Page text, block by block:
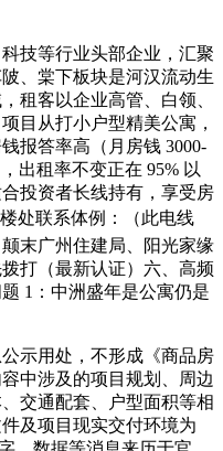
技等行业头部企业，汇聚
、棠下板块是河汉流动生
租客以企业高管、白领、
目从打小户型精美公寓，
报答率高（月房钱 3000-
出租率不变正在 95% 以
投资者长线持有，享受房
处联系体例：（此电线
末广州住建局、阳光家缘
打（最新认证）六、高频
1：中洲盛年是公寓仍是
示用处，不形成《商品房
中涉及的项目规划、周边
交通配套、户型面积等相
及项目现实交付环境为